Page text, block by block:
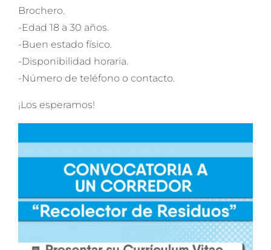
Brochero.
-Edad 18 a 30 años.
-Buen estado físico.
-Disponibilidad horaria.
-Número de teléfono o contacto.
¡Los esperamos!